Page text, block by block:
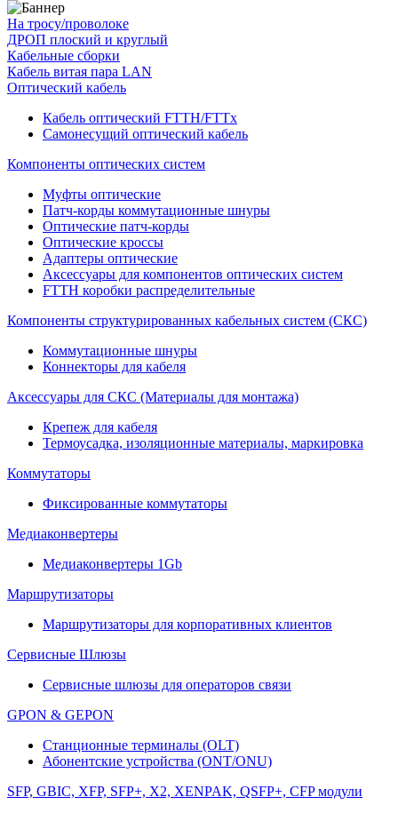
На тросу/проволоке
ДРОП плоский и круглый
Кабельные сборки
Кабель витая пара LAN
Оптический кабель
Кабель оптический FTTH/FTTx
Самонесущий оптический кабель
Компоненты оптических систем
Муфты оптические
Патч-корды коммутационные шнуры
Оптические патч-корды
Оптические кроссы
Адаптеры оптические
Аксессуары для компонентов оптических систем
FTTH коробки распределительные
Компоненты структурированных кабельных систем (СКС)
Коммутационные шнуры
Коннекторы для кабеля
Аксессуары для СКС (Материалы для монтажа)
Крепеж для кабеля
Термоусадка, изоляционные материалы, маркировка
Коммутаторы
Фиксированные коммутаторы
Медиаконвертеры
Медиаконвертеры 1Gb
Маршрутизаторы
Маршрутизаторы для корпоративных клиентов
Сервисные Шлюзы
Сервисные шлюзы для операторов связи
GPON & GEPON
Станционные терминалы (OLT)
Абонентские устройства (ONT/ONU)
SFP, GBIC, XFP, SFP+, X2, XENPAK, QSFP+, CFP модули